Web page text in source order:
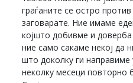
граѓаните се остро
заговарате. Ние имаме
којшто добивме и
ние само сакаме некој да
што доколку ги направиме
неколку месеци повторно